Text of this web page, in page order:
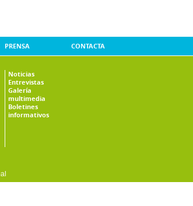
PRENSA
Noticias
Entrevistas
Galería
multimedia
Boletines
informativos
CONTACTA